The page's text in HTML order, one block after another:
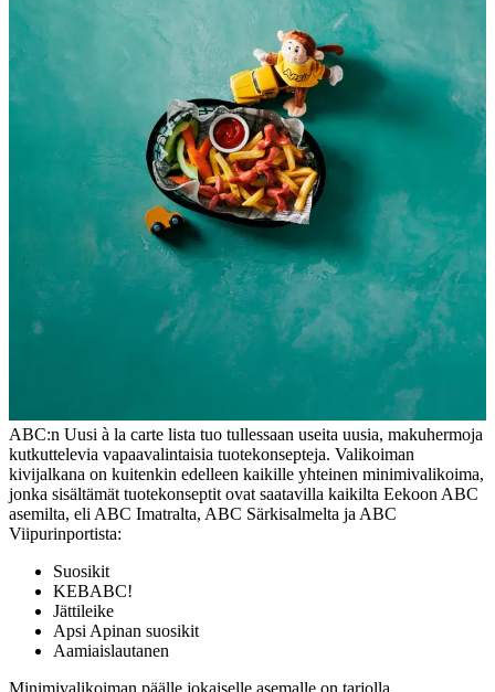
ABC:n Uusi à la carte lista tuo tullessaan useita uusia, makuhermoja
kutkuttelevia vapaavalintaisia tuotekonsepteja. Valikoiman
kivijalkana on kuitenkin edelleen kaikille yhteinen minimivalikoima,
jonka sisältämät tuotekonseptit ovat saatavilla kaikilta Eekoon ABC
asemilta, eli ABC Imatralta, ABC Särkisalmelta ja ABC
Viipurinportista:
Suosikit
KEBABC!
Jättileike
Apsi Apinan suosikit
Aamiaislautanen
Minimivalikoiman päälle jokaiselle asemalle on tarjolla